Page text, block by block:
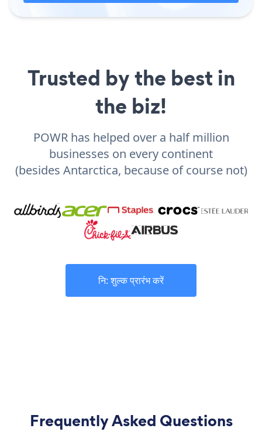
Trusted by the best in
the biz!
POWR has helped over a half million
businesses on every continent
(besides Antarctica, because of course not)
नि: शुल्क प्रारंभ करें
Frequently Asked Questions